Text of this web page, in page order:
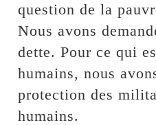
question de la
Nous avons
dette. Pour ce qui
humains, nous
protection des
humains.